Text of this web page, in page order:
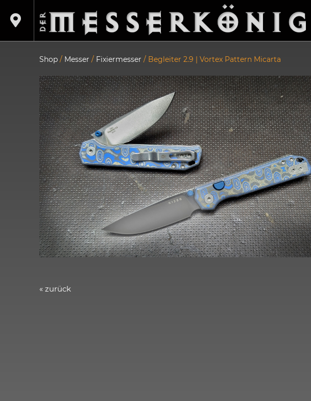
Shop / Messer / Fixiermesser / Begleiter 2.9 | Vortex Pattern Micarta
« zurück